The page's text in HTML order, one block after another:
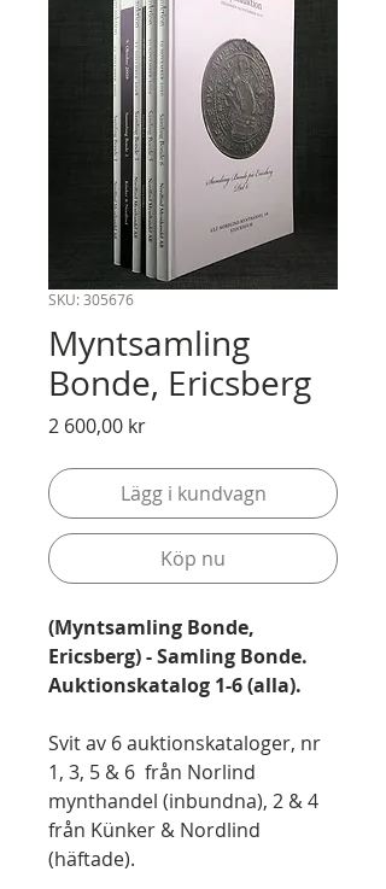
SKU: 305676
Myntsamling
Bonde, Ericsberg
2 600,00 krPris
Lägg i kundvagn
Köp nu
(Myntsamling Bonde,
Ericsberg) - Samling Bonde.
Auktionskatalog 1-6 (alla).
Svit av 6 auktionskataloger, nr
1, 3, 5 & 6 från Norlind
mynthandel (inbundna), 2 & 4
från Künker & Nordlind
(häftade).